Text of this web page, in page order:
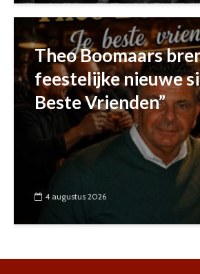
Theo Boomaars
feestelijke nieuwe
Beste Vrienden”
4 augustus 2026